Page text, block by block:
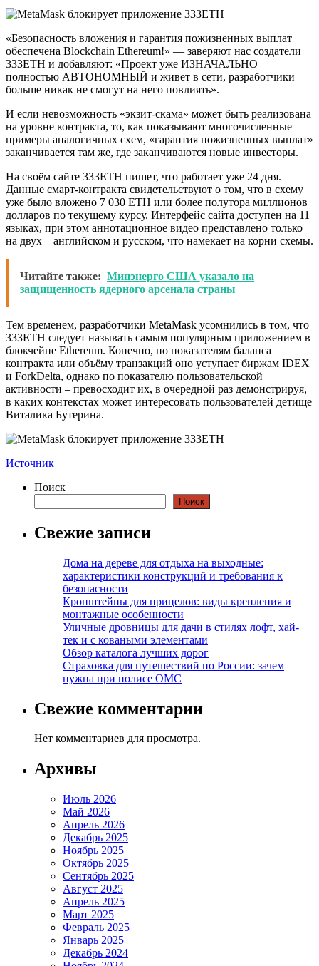
«Безопасность вложения и гарантия пожизненных выплат
обеспечена Blockchain Ethereum!» — заверяют нас создатели
333ETH и добавляют: «Проект уже ИЗНАЧАЛЬНО
полностью АВТОНОМНЫЙ и живет в сети, разработчики
больше никак не смогут на него повлиять».
И если невозможность «экзит-скама» может быть реализована
на уровне контракта, то, как показывают многочисленные
примеры аналогичных схем, «гарантия пожизненных выплат»
заканчивается там же, где заканчиваются новые инвесторы.
На своём сайте 333ETH пишет, что работает уже 24 дня.
Данные смарт-контракта свидетельствуют о том, что в схему
уже было вложено 7 030 ETH или более полутора миллионов
долларов по текущему курсу. Интерфейс сайта доступен на 11
языках, при этом аннотационное видео представлено только
на двух – английском и русском, что намекает на корни схемы.
Читайте также: Минэнерго США указало на
защищенность ядерного арсенала страны
Тем временем, разработчики MetaMask усомнились в том, что
333ETH следует называть самым популярным приложением в
блокчейне Ethereum. Конечно, по показателям баланса
контракта или объёму транзакций оно уступает биржам IDEX
и ForkDelta, однако по показателю пользовательской
активности – превосходит их, в очередной раз демонстрируя,
в каких контекстах может интересовать пользователей детище
Виталика Бутерина.
Источник
Поиск
Поиск
Свежие записи
Дома на дереве для отдыха на выходные:
характеристики конструкций и требования к
безопасности
Кронштейны для прицелов: виды крепления и
монтажные особенности
Уличные дровницы для дачи в стилях лофт, хай-
тек и с коваными элементами
Обзор каталога лучших дорог
Страховка для путешествий по России: зачем
нужна при полисе ОМС
Свежие комментарии
Нет комментариев для просмотра.
Архивы
Июль 2026
Май 2026
Апрель 2026
Декабрь 2025
Ноябрь 2025
Октябрь 2025
Сентябрь 2025
Август 2025
Апрель 2025
Март 2025
Февраль 2025
Январь 2025
Декабрь 2024